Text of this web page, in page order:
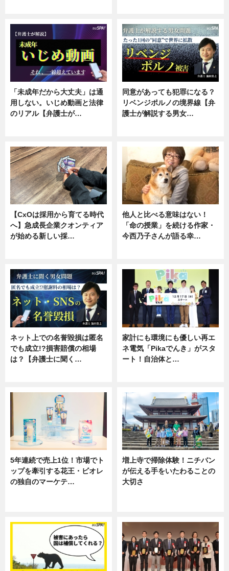
「未成年だから大丈夫」は通
用しない。いじめ動画と法律
のリアル【弁護士が…
同意があっても犯罪になる？
リベンジポルノの境界線【弁
護士が解説する男女…
【CxOは採用から育てる時代
へ】急成長企業クオンティア
が始める新しい採…
他人と比べる意味はない！
「命の授業」を続ける作家・
今西乃子さんが語る幸…
ネット上での名誉毀損は匿名
でも成立!?損害賠償の相場
は？【弁護士に聞く…
家計にも環境にも優しい再エ
ネ電気「Pikaでんき」がスタ
ート！自治体と…
5年連続で売上1位！市場でト
ップを牽引する花王・ビオレ
の独自のマーケテ…
増上寺で掃除体験！ニチバン
が伝える手をいたわることの
大切さ